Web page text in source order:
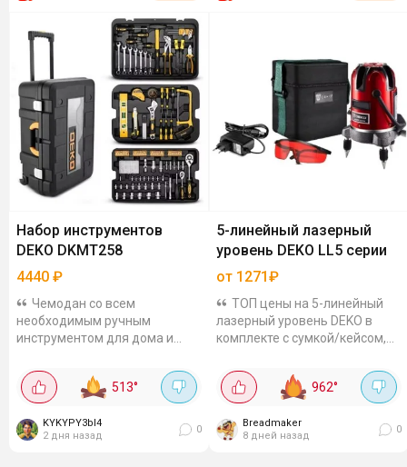
Набор инструментов
DEKO DKMT258
4440 ₽
Чемодан со всем
необходимым ручным
инструментом для дома и
из 258 инструментов,
упакованных в пластиковый
чемодан: отвёртки, гаечные...
513°
KYKYPY3bI4
2 дня назад
0
5-линейный лазерный
уровень DEKO LL5 серии
от 1271₽
ТОП цены на 5-линейный
лазерный уровень DEKO в
комплекте с сумкой/кейсом,
устройством и плечевым
ремнём. Он имеет 5 линий,
самонивелирование,
размеры...
962°
Breadmaker
8 дней назад
0